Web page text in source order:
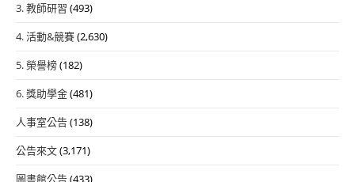
3. 教師研習 (493)
4. 活動&競賽(2,630)
5. 榮譽榜(182)
6. 獎助學金(481)
人事室公告(138)
公告來文(3,171)
圖書館公告(433)